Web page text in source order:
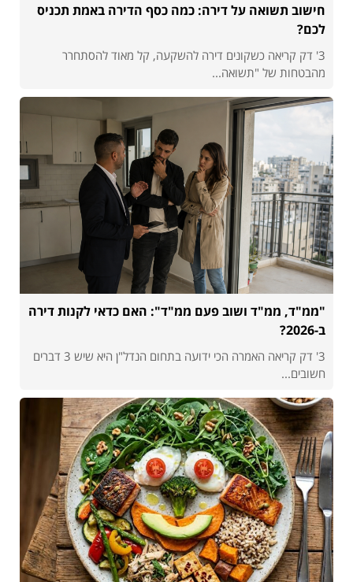
חישוב תשואה על דירה: כמה כסף הדירה באמת תכניס
לכם?
3' דק קריאה כשקונים דירה להשקעה, קל מאוד להסתחרר
מהבטחות של "תשואה...
"ממ"ד, ממ"ד ושוב פעם ממ"ד": האם כדאי לקנות דירה
ב-2026?
3' דק קריאה האמרה הכי ידועה בתחום הנדל"ן היא שיש 3 דברים
חשובים...